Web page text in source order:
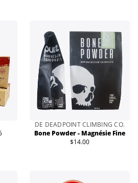
DE DEADPOINT CLIMBING CO.
Bone Powder - Magnésie Fine
Prix
$14.00